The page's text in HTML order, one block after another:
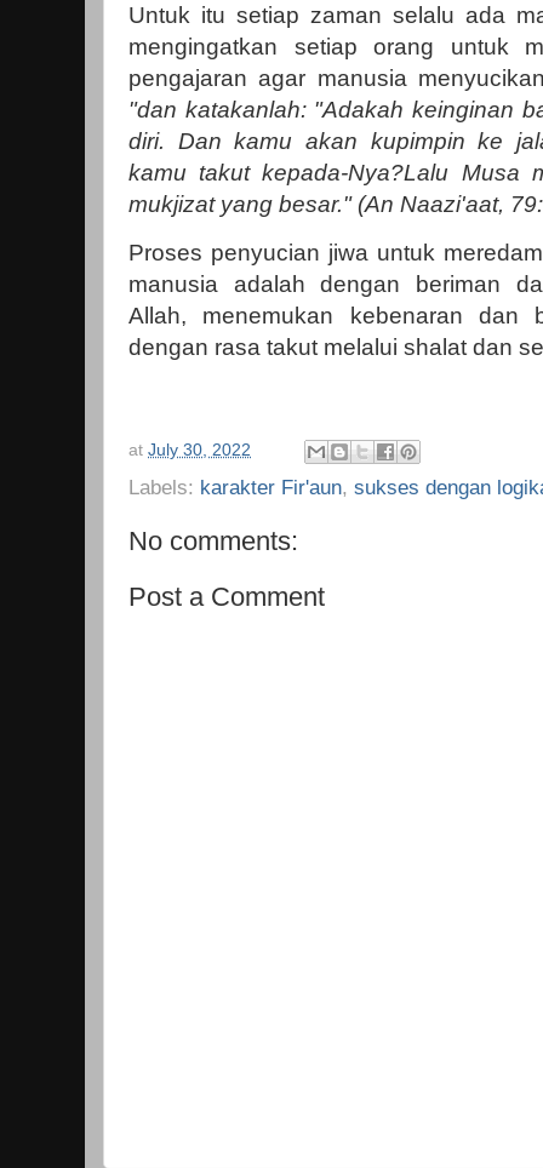
Untuk itu setiap zaman selalu ada
mengingatkan setiap orang untuk
pengajaran agar manusia
"dan katakanlah: "Adakah keinginan
diri. Dan kamu akan kupimpin ke
kamu takut kepada-Nya?Lalu Musa
mukjizat yang besar." (An Naazi'aat,
Proses penyucian jiwa untuk
manusia adalah dengan beriman
Allah, menemukan kebenaran dan
dengan rasa takut melalui shalat dan
at July 30, 2022
Labels: karakter Fir'aun, sukses dengan
No comments:
Post a Comment